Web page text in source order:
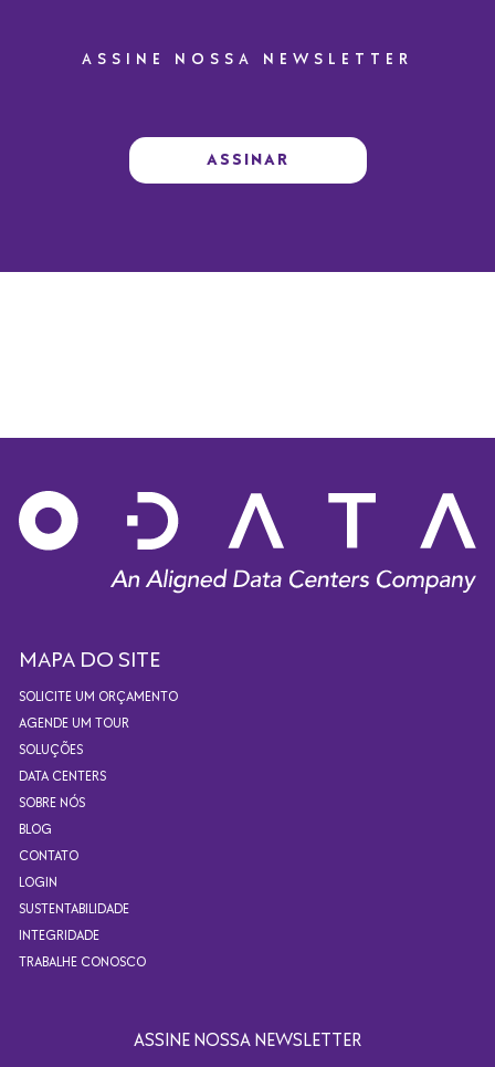
ASSINE NOSSA NEWSLETTER
ASSINAR
MAPA DO SITE
SOLICITE UM ORÇAMENTO
AGENDE UM TOUR
SOLUÇÕES
DATA CENTERS
SOBRE NÓS
BLOG
CONTATO
LOGIN
SUSTENTABILIDADE
INTEGRIDADE
TRABALHE CONOSCO
ASSINE NOSSA NEWSLETTER